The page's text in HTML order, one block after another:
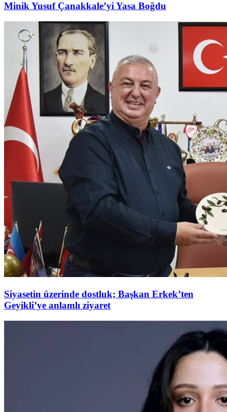
Minik Yusuf Çanakkale’yi Yasa Boğdu
Siyasetin üzerinde dostluk; Başkan Erkek’ten
Geyikli’ye anlamlı ziyaret